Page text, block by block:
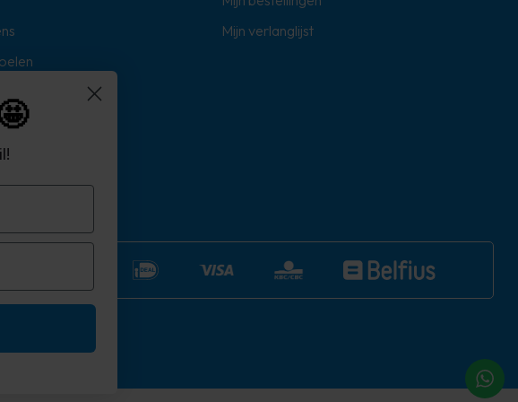
Mijn verlanglijst